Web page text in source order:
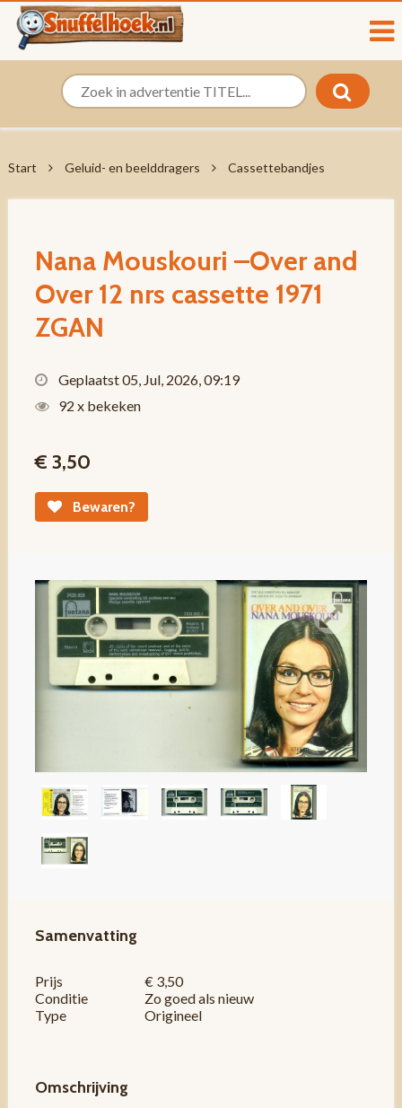
Start Geluid- en beelddragers Cassettebandjes
Nana Mouskouri –Over and
Over 12 nrs cassette 1971
ZGAN
Geplaatst 05, Jul, 2026, 09:19
92 x bekeken
€ 3,50
Bewaren?
Samenvatting
Prijs
€ 3,50
Conditie
Zo goed als nieuw
Type
Origineel
Omschrijving